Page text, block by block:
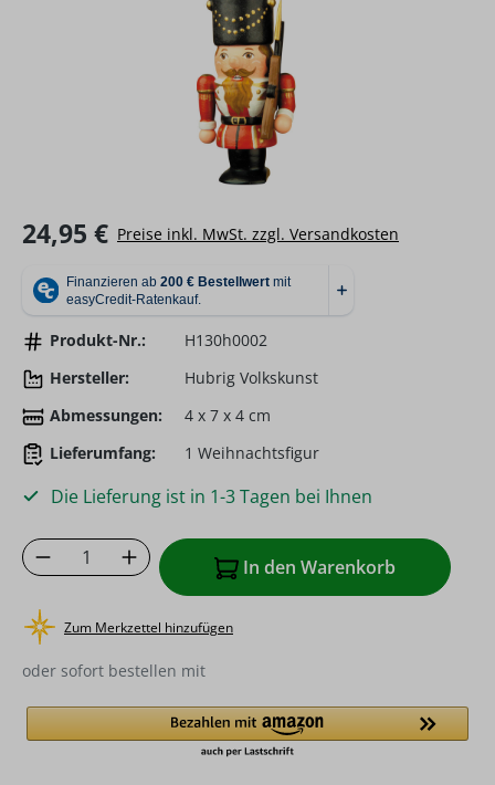
Regulärer Preis:
24,95 € Preise inkl. MwSt. zzgl. Versandkosten
Produkt-Nr.:
H130h0002
Hersteller:
Hubrig Volkskunst
Abmessungen:
4 x 7 x 4 cm
Lieferumfang:
1 Weihnachtsfigur
Die Lieferung ist in 1-3 Tagen bei Ihnen
Produkt Anzahl: Gib den gewünschten
In den Warenkorb
Zum Merkzettel hinzufügen
oder sofort bestellen mit